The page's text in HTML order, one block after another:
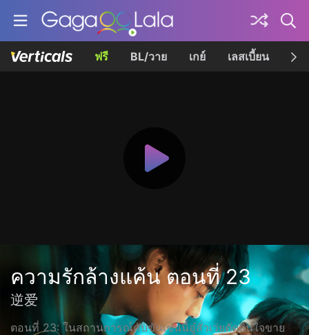
ฟรี BL/วาย เกย์ เลสเบี้ยน เค
ความรักล้างแค้น ตอนที่ 23
逆爱
ตอนที่ 23: ในสถานการณ์คับขันเช่นนี้อู๋สั่วเว่ยตัดสินใจขาย